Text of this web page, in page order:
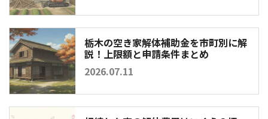
栃木の空き家解体補助金を市町別に解
説！上限額と申請条件まとめ
2026.07.11